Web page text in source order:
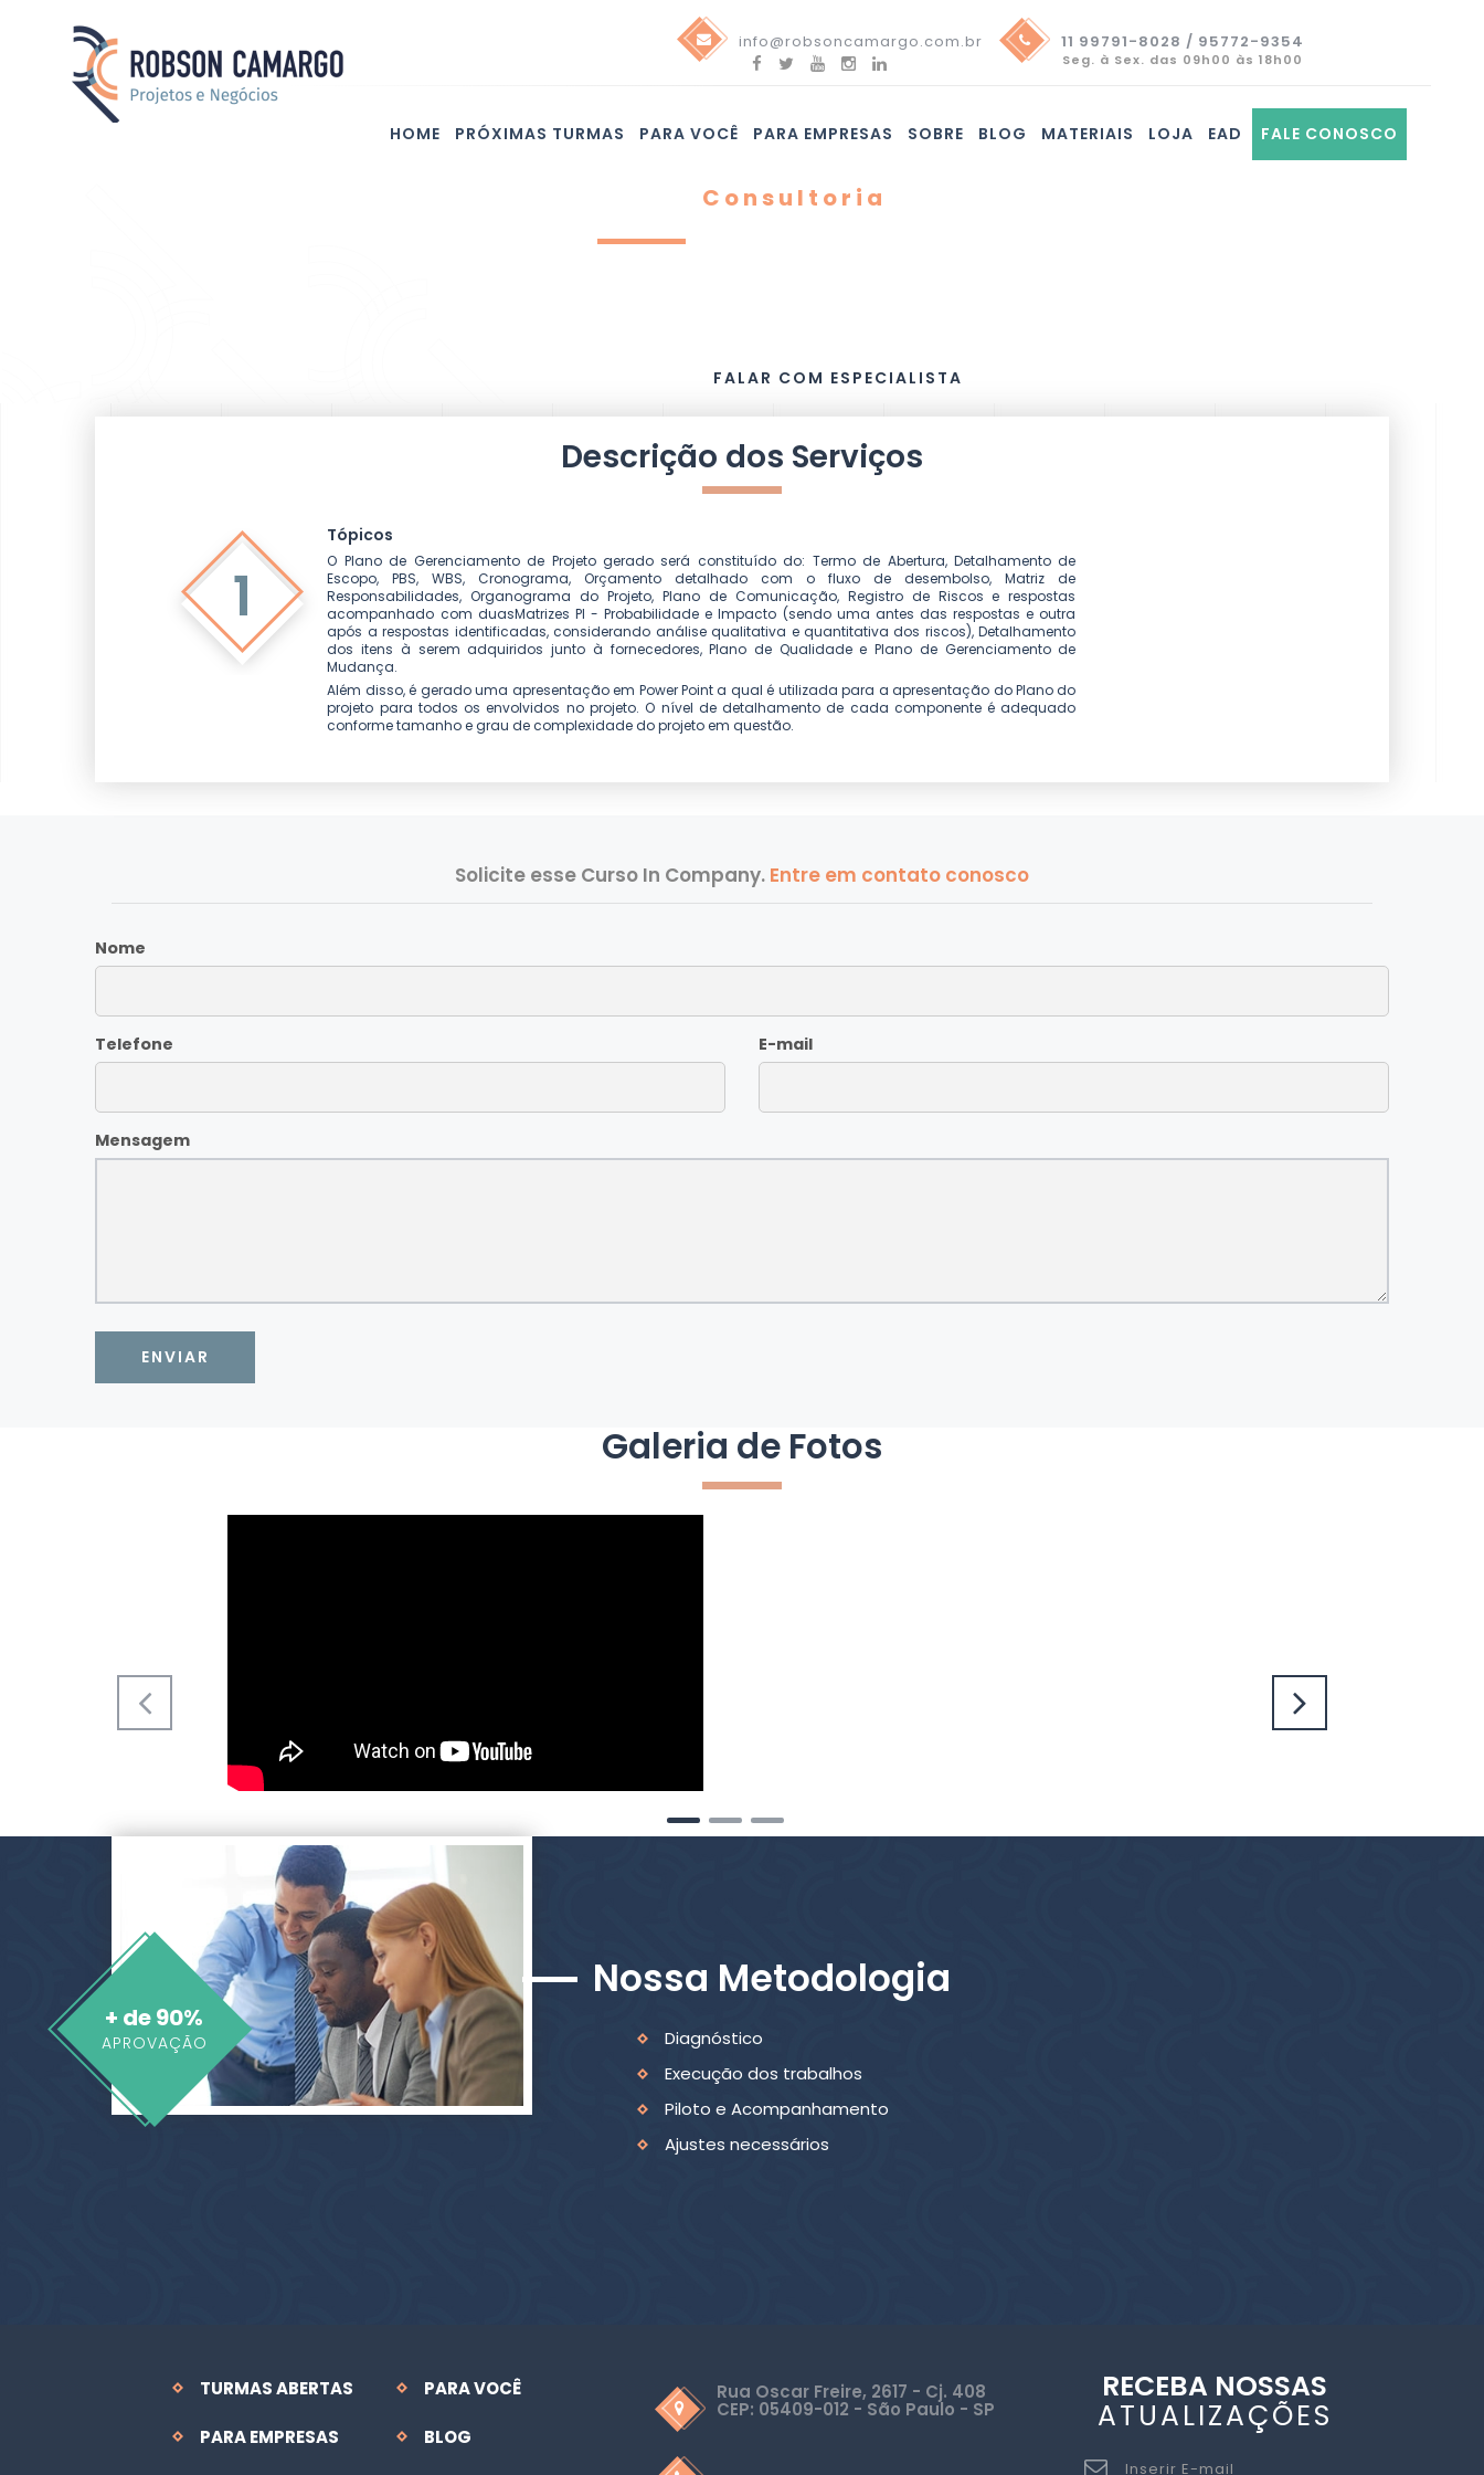
info@robsoncamargo.com.br 11 99791-8028 / 95772-9354
Seg. à Sex. das 09h00 às 18h00
HOME PRÓXIMAS TURMAS PARA VOCÊ PARA EMPRESAS SOBRE BLOG MATERIAIS LOJA EAD FALE CONOSCO
Consultoria
FALAR COM ESPECIALISTA
Descrição dos Serviços
1
Tópicos
O Plano de Gerenciamento de Projeto gerado será constituído do: Termo de Abertura, Detalhamento de
Escopo, PBS, WBS, Cronograma, Orçamento detalhado com o fluxo de desembolso, Matriz de
Responsabilidades, Organograma do Projeto, Plano de Comunicação, Registro de Riscos e respostas
acompanhado com duasMatrizes PI - Probabilidade e Impacto (sendo uma antes das respostas e outra
após a respostas identificadas, considerando análise qualitativa e quantitativa dos riscos), Detalhamento
dos itens à serem adquiridos junto à fornecedores, Plano de Qualidade e Plano de Gerenciamento de
Mudança.
Além disso, é gerado uma apresentação em Power Point a qual é utilizada para a apresentação do Plano do
projeto para todos os envolvidos no projeto. O nível de detalhamento de cada componente é adequado
conforme tamanho e grau de complexidade do projeto em questão.
Solicite esse Curso In Company. Entre em contato conosco
Nome
Telefone E-mail
Mensagem
ENVIAR
Galeria de Fotos
+ de 90%
APROVAÇÃO
Nossa Metodologia
Diagnóstico
Execução dos trabalhos
Piloto e Acompanhamento
Ajustes necessários
TURMAS ABERTAS PARA VOCÊ
PARA EMPRESAS BLOG
Rua Oscar Freire, 2617 - Cj. 408
CEP: 05409-012 - São Paulo - SP
RECEBA NOSSAS
ATUALIZAÇÕES